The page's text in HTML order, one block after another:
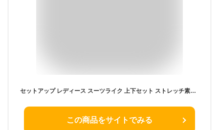
セットアップ レディース スーツライク 上下セット ストレッチ素材 オーバーサイズ おしゃれ 大人カジュアル オフィス 今どきスーツ 30代 40代 50代 仕事 通勤 パンツスーツ 今どきスーツ入学式 入園式 卒業式 卒園式 S M L XL オールシーズン
この商品をサイトでみる